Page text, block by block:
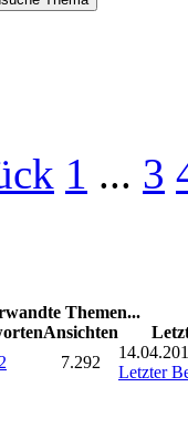
1 ... 3
Themen...
Ansichten
2 7.292
Letzter